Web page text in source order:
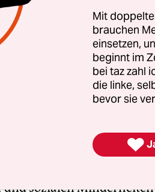
Ali wäre am heutigen 17.
war er schon eine
respektiert, von den
schlechte Bilanz für den
und eines
Fans ist zu groß, als
mit
geführt. Die
und sozialen
Mit
brauchen
einsetzen,
beginnt im
bei taz zahl
die linke,
bevor sie
